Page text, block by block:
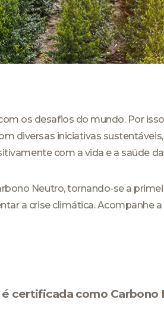
os desafios do mundo. Por
diversas iniciativas
com a vida e a saúde
Neutro, tornando-se a
a crise climática. Acompanhe
é certificada como Carbono